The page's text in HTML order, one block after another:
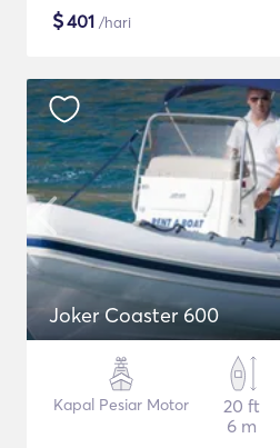
$401 /hari
Joker Coaster 600
Kapal Pesiar Motor
20 ft
6 m